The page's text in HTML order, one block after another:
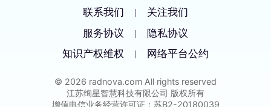
联系我们 |
关注我们
服务协议
|
隐私协议
知识产权维权
| 网络平台公约
© 2026 radnova.com All rights reserved
江苏绚星智慧科技有限公司 版权所有
增值电信业务经营许可证：苏B2-20180039